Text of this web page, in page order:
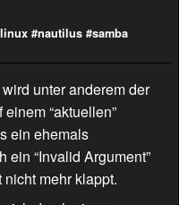
#nautilus #samba
unter anderem der
“aktuellen”
ein ehemals
ein “Invalid Argument”
mehr klappt.